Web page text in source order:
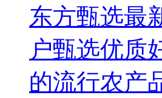
东方甄选最
户甄选优质
的流行农产